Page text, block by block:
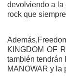
devolviendo a la
rock que
KINGDOM OF
también tendrán
MANOWAR y